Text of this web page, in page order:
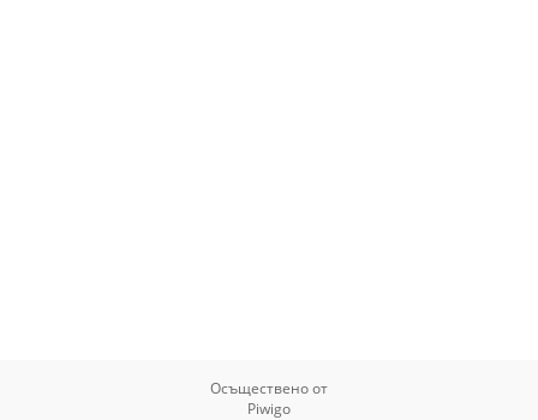
Осъществено от
Piwigo